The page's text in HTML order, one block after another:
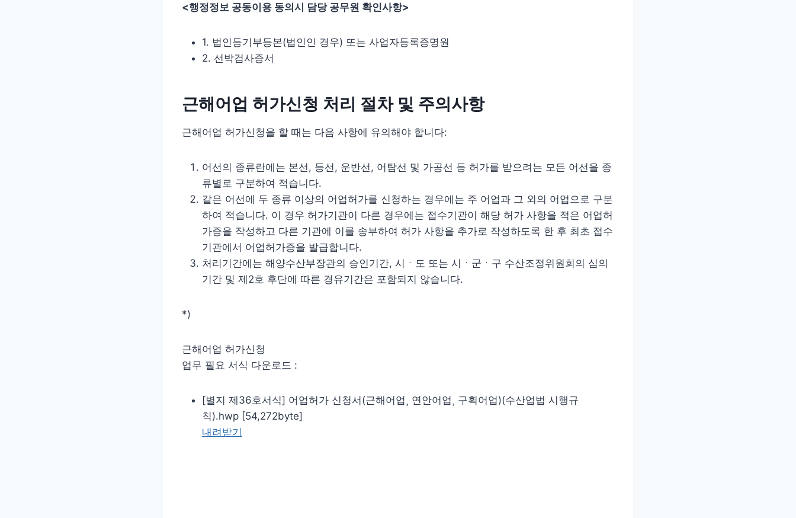
<행정정보 공동이용 동의시 담당 공무원 확인사항>
1. 법인등기부등본(법인인 경우) 또는 사업자등록증명원
2. 선박검사증서
근해어업 허가신청 처리 절차 및 주의사항
근해어업 허가신청을 할 때는 다음 사항에 유의해야 합니다:
어선의 종류란에는 본선, 등선, 운반선, 어탐선 및 가공선 등 허가를 받으려는 모든 어선을 종
류별로 구분하여 적습니다.
같은 어선에 두 종류 이상의 어업허가를 신청하는 경우에는 주 어업과 그 외의 어업으로 구분
하여 적습니다. 이 경우 허가기관이 다른 경우에는 접수기관이 해당 허가 사항을 적은 어업허
가증을 작성하고 다른 기관에 이를 송부하여 허가 사항을 추가로 작성하도록 한 후 최초 접수
기관에서 어업허가증을 발급합니다.
처리기간에는 해양수산부장관의 승인기간, 시ㆍ도 또는 시ㆍ군ㆍ구 수산조정위원회의 심의
기간 및 제2호 후단에 따른 경유기간은 포함되지 않습니다.
*)
근해어업 허가신청
업무 필요 서식 다운로드 :
[별지 제36호서식] 어업허가 신청서(근해어업¸ 연안어업¸ 구획어업)(수산업법 시행규
칙).hwp [54,272byte]
내려받기